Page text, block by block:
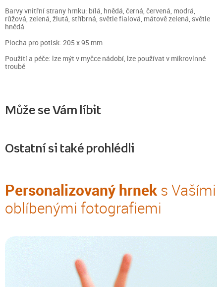
Barvy vnitřní strany hrnku: bílá, hnědá, černá, červená, modrá,
růžová, zelená, žlutá, stříbrná, světle fialová, mátově zelená, světle
hnědá
Plocha pro potisk: 205 x 95 mm
Použití a péče: lze mýt v myčce nádobí, lze používat v mikrovlnné
troubě
Může se Vám líbit
Ostatní si také prohlédli
Personalizovaný hrneks Vašími
oblíbenými fotografiemi